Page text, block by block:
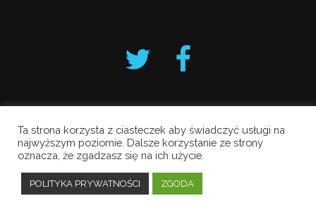
Krakowski Alarm Smogowy
Copyright © 2019 All Rights Reserved.
Polityka prywatności
Ta strona korzysta z ciasteczek aby świadczyć usługi na
najwyższym poziomie. Dalsze korzystanie ze strony
oznacza, że zgadzasz się na ich użycie.
POLITYKA PRYWATNOŚCI ZGODA